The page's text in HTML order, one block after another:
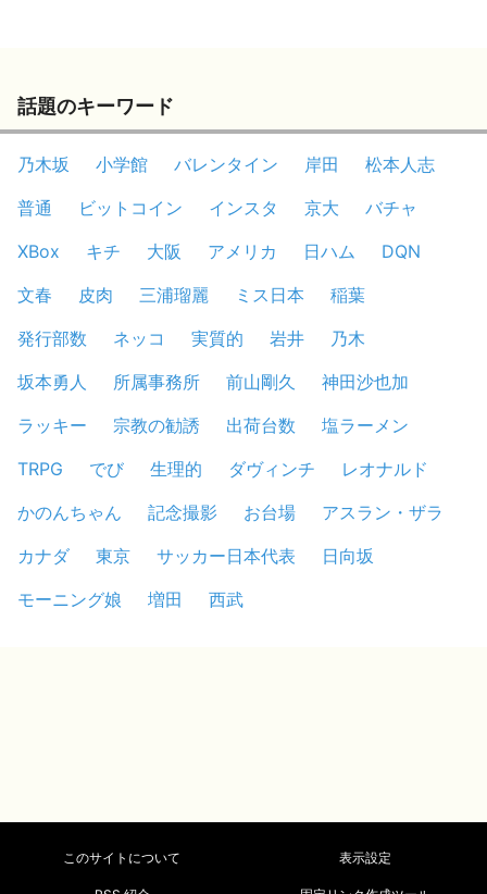
話題のキーワード
乃木坂 小学館 バレンタイン 岸田
松本人志
普通
ビットコイン インスタ 京大
バチャ
XBox
キチ 大阪 アメリカ 日ハム
DQN
文春
皮肉 三浦瑠麗 ミス日本
稲葉
発行部数
ネッコ 実質的 岩井
乃木
坂本勇人
所属事務所 前山剛久
神田沙也加
ラッキー
宗教の勧誘 出荷台数
塩ラーメン
TRPG
でび 生理的 ダヴィンチ
レオナルド
かのんちゃん
記念撮影 お台場
アスラン・ザラ
カナダ
東京 サッカー日本代表
日向坂
モーニング娘
増田 西武
このサイトについて 表示設定